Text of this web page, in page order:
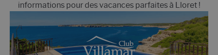
informations pour des vacances parfaites à Lloret !